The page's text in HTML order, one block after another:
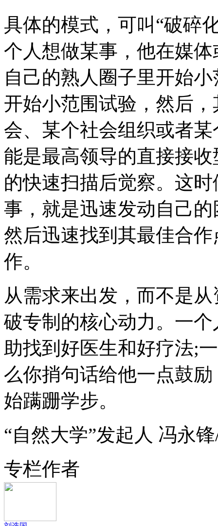
具体的模式，可叫“破碎
个人想做某事，他在媒
自己的熟人圈子里开始
开始小范围试验，然后
会、某个社会组织或者
能是最高领导的直接接
的快速扫描后觉察。这
事，就是迅速发动自己
然后迅速找到其最佳合
作。
从需求来出发，而不是
破专制的核心动力。一
助找到好医生和好疗法;
么你捎句话给他一点鼓
始蹒跚学步。
“自然大学”发起人 冯永
专栏作者